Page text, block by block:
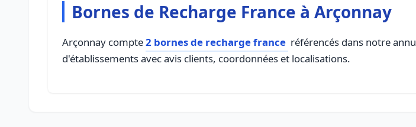
Bornes de Recharge France à Arçonnay
Arçonnay compte2 bornes de recharge france référencés dans notre
d'établissements avec avis clients, coordonnées et localisations.